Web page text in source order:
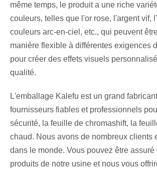
même temps, le produit a une riche
couleurs, telles que l'or rose, l'argent vif,
couleurs arc-en-ciel, etc., qui peuvent
manière flexible à différentes exigences
pour créer des effets visuels
qualité.
L'emballage Kalefu est un grand
fournisseurs fiables et professionnels
sécurité, la feuille de chromashift, la
chaud. Nous avons de nombreux clients
dans le monde. Vous pouvez être assuré
produits de notre usine et nous vous